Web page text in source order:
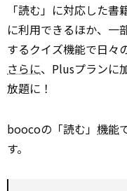
「読む」に対応した
に利用できるほか、一
するクイズ機能で日々
さらに、Plusプランに
放題に！
boocoの「読む」 機能
す。